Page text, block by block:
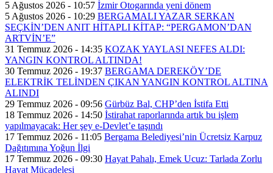
5 Ağustos 2026 - 10:57 İzmir Otogarında yeni dönem
5 Ağustos 2026 - 10:29 BERGAMALI YAZAR SERKAN
SEÇKİN’DEN ANIT HİTAPLI KİTAP: “PERGAMON’DAN
ARTVİN’E”
31 Temmuz 2026 - 14:35 KOZAK YAYLASI NEFES ALDI:
YANGIN KONTROL ALTINDA!
30 Temmuz 2026 - 19:37 BERGAMA DEREKÖY’DE
ELEKTRİK TELİNDEN ÇIKAN YANGIN KONTROL ALTINA
ALINDI
29 Temmuz 2026 - 09:56 Gürbüz Bal, CHP’den İstifa Etti
18 Temmuz 2026 - 14:50 İstirahat raporlarında artık bu işlem
yapılmayacak: Her şey e-Devlet’e taşındı
17 Temmuz 2026 - 11:05 Bergama Belediyesi’nin Ücretsiz Karpuz
Dağıtımına Yoğun İlgi
17 Temmuz 2026 - 09:30 Hayat Pahalı, Emek Ucuz: Tarlada Zorlu
Hayat Mücadelesi